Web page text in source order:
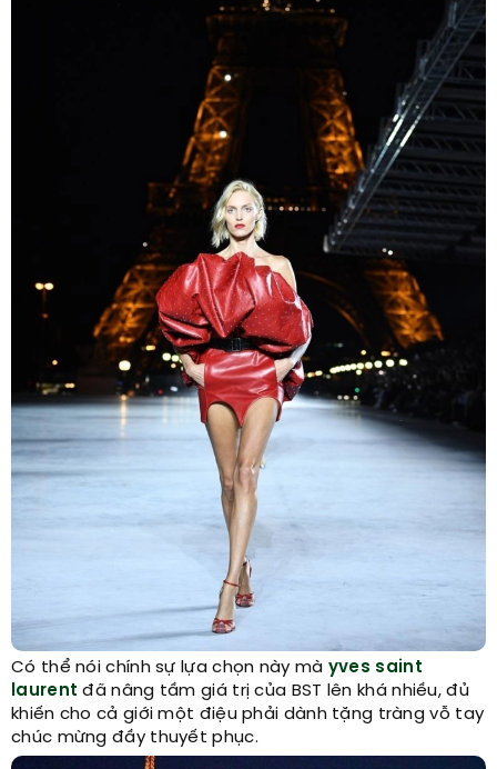
Có thể nói chính sự lựa chọn này mà yves saint
laurent đã nâng tầm giá trị của BST lên khá nhiều, đủ
khiến cho cả giới một điệu phải dành tặng tràng vỗ tay
chúc mừng đầy thuyết phục.